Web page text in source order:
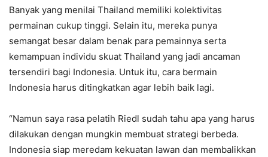
Banyak yang menilai Thailand memiliki kolektivitas
permainan cukup tinggi. Selain itu, mereka punya
semangat besar dalam benak para pemainnya serta
kemampuan individu skuat Thailand yang jadi ancaman
tersendiri bagi Indonesia. Untuk itu, cara bermain
Indonesia harus ditingkatkan agar lebih baik lagi.
“Namun saya rasa pelatih Riedl sudah tahu apa yang harus
dilakukan dengan mungkin membuat strategi berbeda.
Indonesia siap meredam kekuatan lawan dan membalikkan